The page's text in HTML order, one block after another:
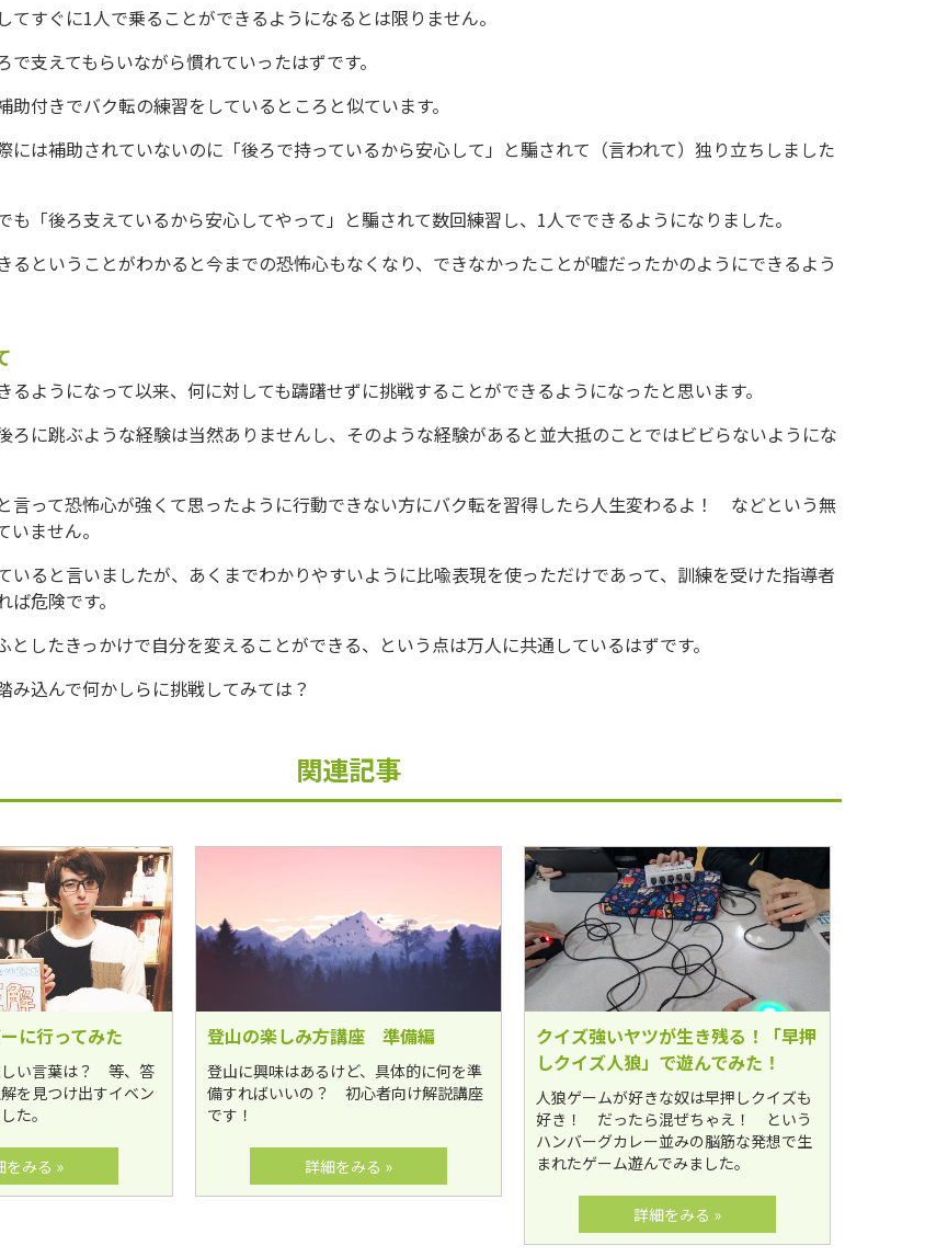
てすぐに1人で乗ることができるようになるとは限りません。
で支えてもらいながら慣れていったはずです。
助付きでバク転の練習をしているところと似ています。
には補助されていないのに「後ろで持っているから安心して」と騙されて（言われて）独り立ちしました
も「後ろ支えているから安心してやって」と騙されて数回練習し、1人でできるようになりました。
るということがわかると今までの恐怖心もなくなり、できなかったことが嘘だったかのようにできるよう
るようになって以来、何に対しても躊躇せずに挑戦することができるようになったと思います。
ろに跳ぶような経験は当然ありませんし、そのような経験があると並大抵のことではビビらないようにな
言って恐怖心が強くて思ったように行動できない方にバク転を習得したら人生変わるよ！ などという無
ません。
いると言いましたが、あくまでわかりやすいように比喩表現を使っただけであって、訓練を受けた指導者
危険です。
としたきっかけで自分を変えることができる、という点は万人に共通しているはずです。
み込んで何かしらに挑戦してみては？
関連記事
に行ってみた
しい言葉は？ 等、答
を見つけ出すイベン
た。
をみる »
登山の楽しみ方講座 準備編
登山に興味はあるけど、具体的に何を準
備すればいいの？ 初心者向け解説講座
です！
詳細をみる »
クイズ強いヤツが生き残る！「早押
しクイズ人狼」で遊んでみた！
人狼ゲームが好きな奴は早押しクイズも
好き！ だったら混ぜちゃえ！ という
ハンバーグカレー並みの脳筋な発想で生
まれたゲーム遊んでみました。
詳細をみる »